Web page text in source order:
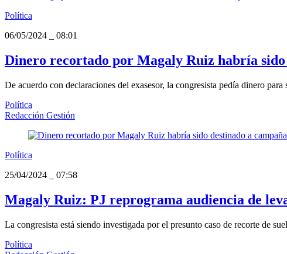
Política
06/05/2024
08:01
Dinero recortado por Magaly Ruiz habría sido
De acuerdo con declaraciones del exasesor, la congresista pedía dinero
Política
Redacción Gestión
Política
25/04/2024
07:58
Magaly Ruiz: PJ reprograma audiencia de
La congresista está siendo investigada por el presunto caso de recorte de
Política